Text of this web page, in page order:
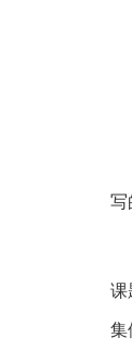
写
课
集